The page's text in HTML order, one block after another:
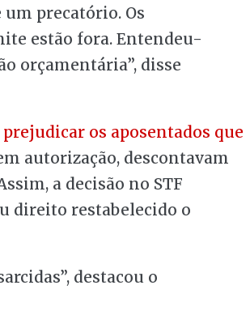
precatório. Os
estão fora. Entendeu-
orçamentária”, disse
prejudicar os aposentados que
autorização, descontavam
a decisão no STF
direito restabelecido o
destacou o